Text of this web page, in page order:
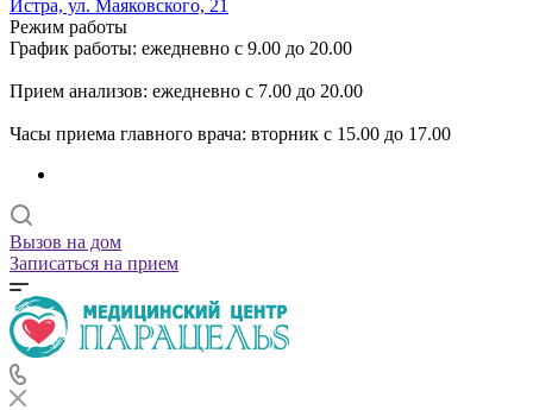
Истра, ул. Маяковского, 21
Режим работы
График работы: ежедневно с 9.00 до 20.00
Прием анализов: ежедневно с 7.00 до 20.00
Часы приема главного врача: вторник с 15.00 до 17.00
Вызов на дом
Записаться на прием